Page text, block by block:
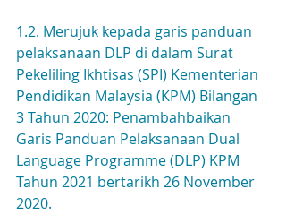
1.2. Merujuk kepada garis panduan
pelaksanaan DLP di dalam Surat
Pekeliling Ikhtisas (SPI) Kementerian
Pendidikan Malaysia (KPM) Bilangan
3 Tahun 2020: Penambahbaikan
Garis Panduan Pelaksanaan Dual
Language Programme (DLP) KPM
Tahun 2021 bertarikh 26 November
2020.